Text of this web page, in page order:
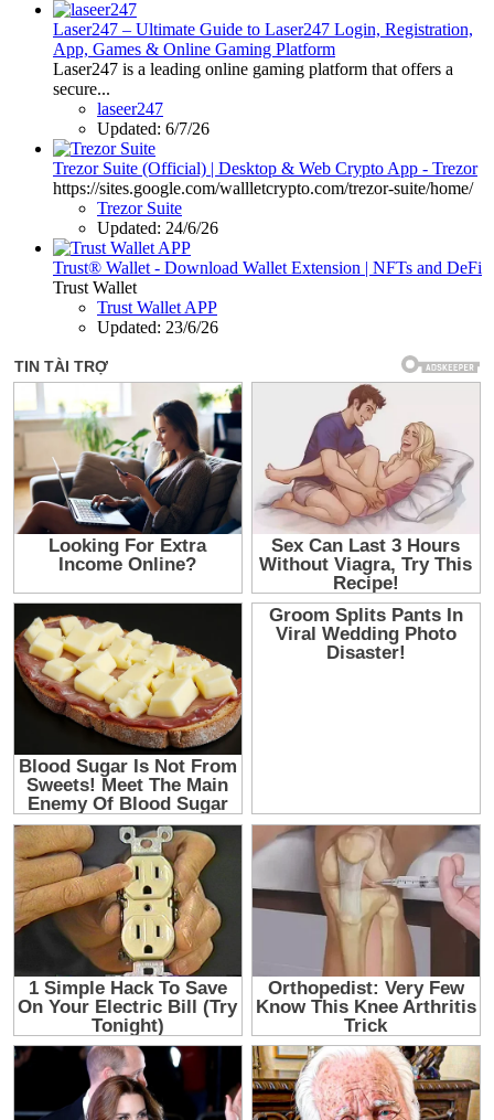
Laser247 – Ultimate Guide to Laser247 Login, Registration,
App, Games & Online Gaming Platform
Laser247 is a leading online gaming platform that offers a
secure...
laseer247
Updated: 6/7/26
Trezor Suite (Official) | Desktop & Web Crypto App - Trezor
https://sites.google.com/wallletcrypto.com/trezor-suite/home/
Trezor Suite
Updated: 24/6/26
Trust® Wallet - Download Wallet Extension | NFTs and DeFi
Trust Wallet
Trust Wallet APP
Updated: 23/6/26